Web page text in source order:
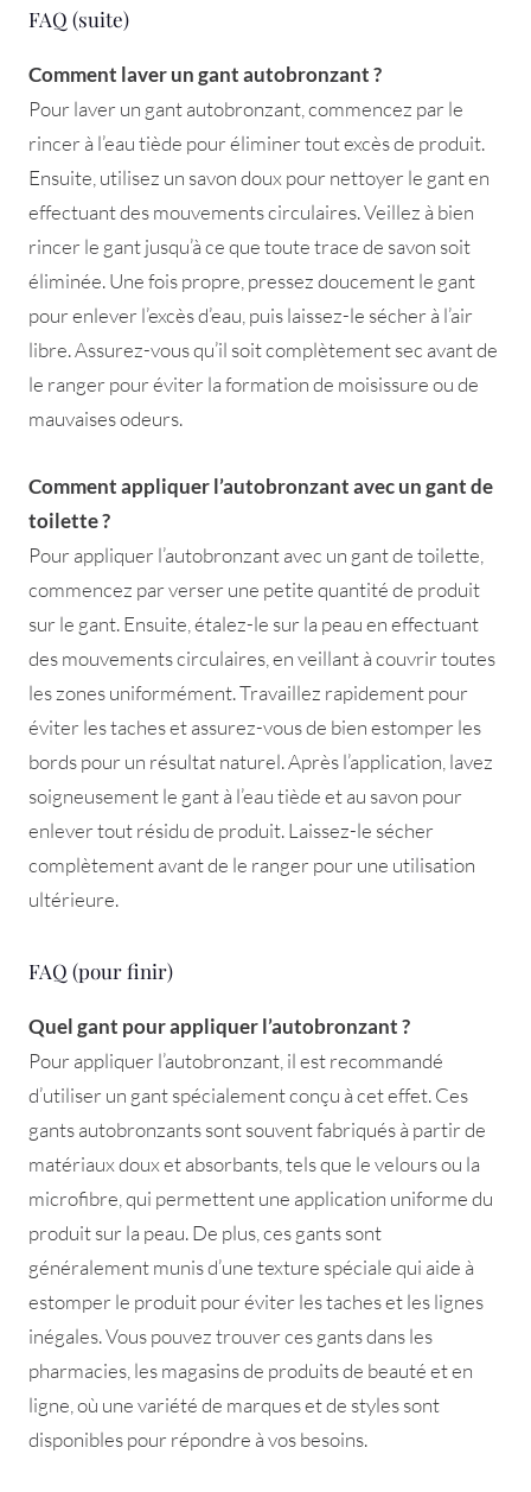
FAQ (suite)
Comment laver un gant autobronzant ?
Pour laver un gant autobronzant, commencez par le
rincer à l’eau tiède pour éliminer tout excès de produit.
Ensuite, utilisez un savon doux pour nettoyer le gant en
effectuant des mouvements circulaires. Veillez à bien
rincer le gant jusqu’à ce que toute trace de savon soit
éliminée. Une fois propre, pressez doucement le gant
pour enlever l’excès d’eau, puis laissez-le sécher à l’air
libre. Assurez-vous qu’il soit complètement sec avant de
le ranger pour éviter la formation de moisissure ou de
mauvaises odeurs.
Comment appliquer l’autobronzant avec un gant de
toilette ?
Pour appliquer l’autobronzant avec un gant de toilette,
commencez par verser une petite quantité de produit
sur le gant. Ensuite, étalez-le sur la peau en effectuant
des mouvements circulaires, en veillant à couvrir toutes
les zones uniformément. Travaillez rapidement pour
éviter les taches et assurez-vous de bien estomper les
bords pour un résultat naturel. Après l’application, lavez
soigneusement le gant à l’eau tiède et au savon pour
enlever tout résidu de produit. Laissez-le sécher
complètement avant de le ranger pour une utilisation
ultérieure.
FAQ (pour finir)
Quel gant pour appliquer l’autobronzant ?
Pour appliquer l’autobronzant, il est recommandé
d’utiliser un gant spécialement conçu à cet effet. Ces
gants autobronzants sont souvent fabriqués à partir de
matériaux doux et absorbants, tels que le velours ou la
microfibre, qui permettent une application uniforme du
produit sur la peau. De plus, ces gants sont
généralement munis d’une texture spéciale qui aide à
estomper le produit pour éviter les taches et les lignes
inégales. Vous pouvez trouver ces gants dans les
pharmacies, les magasins de produits de beauté et en
ligne, où une variété de marques et de styles sont
disponibles pour répondre à vos besoins.